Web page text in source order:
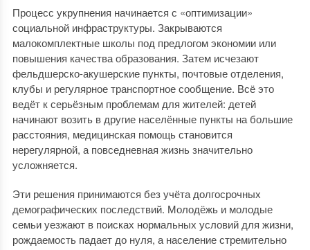
Процесс укрупнения начинается с «оптимизации»
социальной инфраструктуры. Закрываются
малокомплектные школы под предлогом экономии или
повышения качества образования. Затем исчезают
фельдшерско-акушерские пункты, почтовые отделения,
клубы и регулярное транспортное сообщение. Всё это
ведёт к серьёзным проблемам для жителей: детей
начинают возить в другие населённые пункты на большие
расстояния, медицинская помощь становится
нерегулярной, а повседневная жизнь значительно
усложняется.
Эти решения принимаются без учёта долгосрочных
демографических последствий. Молодёжь и молодые
семьи уезжают в поисках нормальных условий для жизни,
рождаемость падает до нуля, а население стремительно